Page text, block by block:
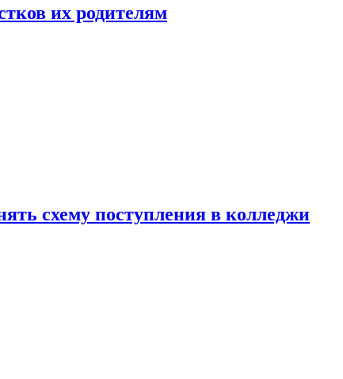
их родителям
схему поступления в колледжи